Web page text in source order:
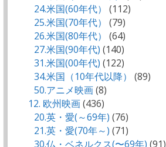
24.米国(60年代）
(112)
25.米国(70年代）
(79)
26.米国(80年代）
(64)
27.米国(90年代) (140)
31.米国(00年代) (122)
34.米国（10年代以降）
(89)
50.アニメ映画(8)
12. 欧州映画(436)
20.英・愛(～69年) (76)
21.英・愛(70年～) (71)
30.仏・ベネルクス(〜69年) (91)